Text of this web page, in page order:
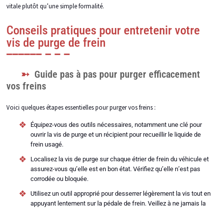
vitale plutôt qu’une simple formalité.
Conseils pratiques pour entretenir votre
vis de purge de frein
Guide pas à pas pour purger efficacement
vos freins
Voici quelques étapes essentielles pour purger vos freins :
Équipez-vous des outils nécessaires, notamment une clé pour
ouvrir la vis de purge et un récipient pour recueillir le liquide de
frein usagé.
Localisez la vis de purge sur chaque étrier de frein du véhicule et
assurez-vous qu’elle est en bon état. Vérifiez qu’elle n’est pas
corrodée ou bloquée.
Utilisez un outil approprié pour desserrer légèrement la vis tout en
appuyant lentement sur la pédale de frein. Veillez à ne jamais la